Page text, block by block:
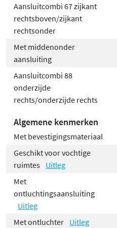
lasnaden) en
KTL-grondlaag,
Standaardwerkdruk: 10
Maximale
Elektrische
beschermingsklasse IP20
Min.
0,47 W
Aansluitingen Elia 4K
Aansluitingen Elia 8D/8L
buitendraad onderaan
Aansluitcombi 67 zijkant
rechtsboven/zijkant
rechtsonder
Met middenonder
aansluiting
Aansluitcombi 88
onderzijde
rechts/onderzijde rechts
Algemene kenmerken
Met bevestigingsmateriaal
Geschikt voor vochtige
ruimtes Uitleg
Met
ontluchtingsaansluiting
Uitleg
Met ontluchter Uitleg